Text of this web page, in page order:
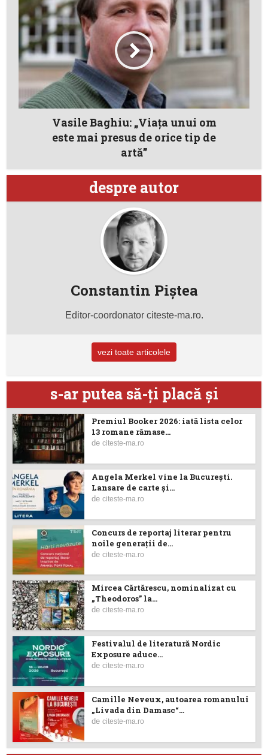
Vasile Baghiu: „Viaţa unui om
este mai presus de orice tip de
artă”
despre autor
Constantin Piştea
Editor-coordonator citeste-ma.ro.
vezi toate articolele
s-ar putea să-ţi placă şi
Premiul Booker 2026: iată lista celor
13 romane rămase...
deciteste-ma.ro
Angela Merkel vine la București.
Lansare de carte şi...
deciteste-ma.ro
Concurs de reportaj literar pentru
noile generații de...
deciteste-ma.ro
Mircea Cărtărescu, nominalizat cu
„Theodoros” la...
deciteste-ma.ro
Festivalul de literatură Nordic
Exposure aduce...
deciteste-ma.ro
Camille Neveux, autoarea romanului
„Livada din Damasc“...
deciteste-ma.ro